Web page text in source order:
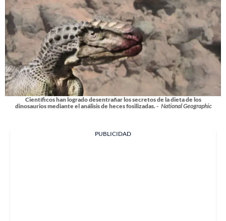
Científicos han logrado desentrañar los secretos de la dieta de los
dinosaurios mediante el análisis de heces fosilizadas. - National Geographic
PUBLICIDAD